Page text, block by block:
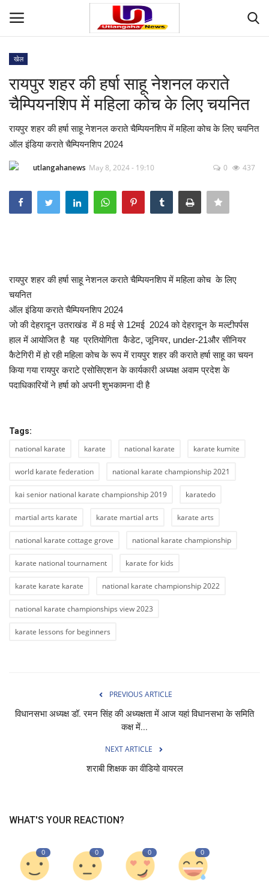
Home
Contact
देश
मनोरंजन
खेल
टेक न्यूज
लाइफस्टाइल
वीडियो
खेल
रायपुर शहर की हर्षा साहू नेशनल कराते
चैम्पियनशिप में महिला कोच के लिए चयनित
रायपुर शहर की हर्षा साहू नेशनल कराते चैम्पियनशिप में महिला कोच के लिए चयनित
ऑल इंडिया कराते चैम्पियनशिप 2024
utlangahanews May 8, 2024 - 19:10 0 437
रायपुर शहर की हर्षा साहू नेशनल कराते चैम्पियनशिप में महिला कोच के लिए
चयनित
ऑल इंडिया कराते चैम्पियनशिप 2024
जो की देहरादून उतराखंड में 8 मई से 12मई 2024 को देहरादून के मल्टीपर्पस
हाल में आयोजित है यह प्रतियोगिता कैडेट, जूनियर, under-21और सीनियर
कैटेगिरी में हो रही महिला कोच के रूप में रायपुर शहर की कराते हर्षा साहू का चयन
किया गया रायपुर कराटे एसोसिएशन के कार्यकारी अध्यक्ष अवाम प्रदेश के
पदाधिकारियों ने हर्षा को अपनी शुभकामना दी है
Tags:
national karate karate national karate karate kumite
world karate federation national karate championship 2021
kai senior national karate championship 2019 karatedo
martial arts karate karate martial arts karate arts
national karate cottage grove national karate championship
karate national tournament karate for kids
karate karate karate national karate championship 2022
national karate championships view 2023
karate lessons for beginners
PREVIOUS ARTICLE
विधानसभा अध्यक्ष डॉ. रमन सिंह की अध्यक्षता में आज यहां विधानसभा के समिति
कक्ष में...
NEXT ARTICLE
शराबी शिक्षक का वीडियो वायरल
WHAT'S YOUR REACTION?
0 0 0 0